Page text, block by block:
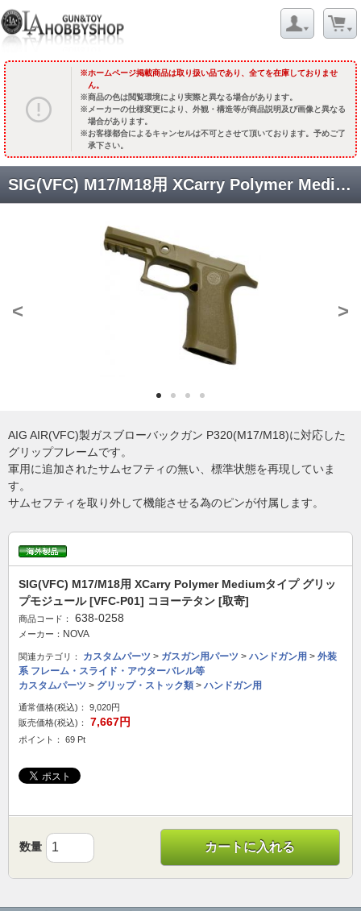
ホームページ掲載商品は取り扱い品であり、全てを在庫しておりませ
ん。
商品の色は閲覧環境により実際と異なる場合があります。
メーカーの仕様変更により、外観・構造等が商品説明及び画像と異なる
場合があります。
お客様都合によるキャンセルは不可とさせて頂いております。予めご了
承下さい。
SIG(VFC) M17/M18用 XCarry Polymer Mediumタイプ グリップモジュール [VFC-P01] コヨーテタン [取寄]
< >
AIG AIR(VFC)製ガスブローバックガン P320(M17/M18)に対応した
グリップフレームです。
軍用に追加されたサムセフティの無い、標準状態を再現していま
す。
サムセフティを取り外して機能させる為のピンが付属します。
SIG(VFC) M17/M18用 XCarry Polymer Mediumタイプ グリッ
プモジュール [VFC-P01] コヨーテタン [取寄]
商品コード： 638-0258
メーカー： NOVA
関連カテゴリ： カスタムパーツ > ガスガン用パーツ > ハンドガン用 > 外装
系 フレーム・スライド・アウターバレル等
カスタムパーツ > グリップ・ストック類 > ハンドガン用
通常価格(税込)：
9,020円
販売価格(税込)：
7,667円
ポイント： 69 Pt
数量 カートに入れる